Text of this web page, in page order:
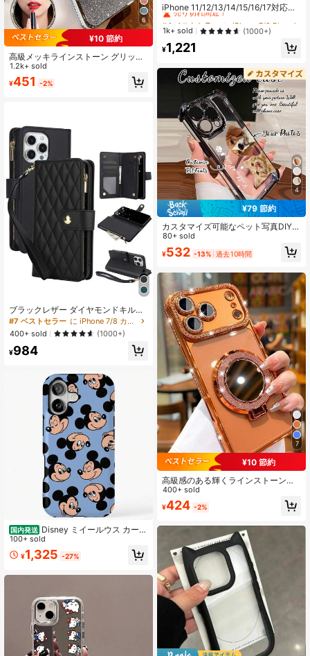
6
¥10 節約
高級メッキラインストーン グリッタ
ー メイクミラー マグネット式スマホ
ケース 17 16E 15 14 13 12 11 X XS M
ax XR Pro Plus & Galaxy/Honor Mag
1.2k+ sold
¥451 -2%
ブラックレザー ダイヤモンドキルテ
ィング カードホルダー PU フェイク
レザー フリップケース iPhone 17 Air
16E 16 15 14 13 12 Mini 11 Pro X XS
Max XR 8 7 Plus SE 5G 2022 2020
対応、ジッパー付きスマホバッグ、
生日プレゼント
#7 ベストセラー
に iPhone 7/8 カードホルダー型携帯電話ケース
400+ sold
(1000+)
¥984
国内発送 Disney ミイールウス カート
ゥーン転倒防止パッケージ欧米アク
リル携帯電話機17/16/15/14/13/11 Pr
o Max Plus携帯ケース
100+ sold
¥1,325 -27%
iPhone 11/12/13/14/15/16/17対応、
カードスロット付きストラップ付き
スマホケース、クロスボディPUレザ
ーウォレットケース、スタンド機能
付き、耐衝撃性、複数のカードスロ
ット搭載
売り切れ間近！
#4 ベストセラー
売り切れ間近！
#4 ベストセラー
売り切れ間近！
#4 ベストセラー
に iPhone 7/8 Plus カードホルダー型携帯電話ケース
売り切れ間近！
1k+ sold (1000+)
¥1,221
4
¥79 節約
カスタマイズ可能なペット写真DIYス
マホケース1個、取り外し可能な背
景、メッキコーナー保護、高精細UV
印刷、耐衝撃。Apple 17Air/16proma
max/13pro/15proに対応、Samsung/
A05/A04/A11/A24/A25/A26/A33/A1
2/A13/A14/A15/A52/A54/A55、S23
Ultra/S24Ultra/A52S/13C/A15に対
応、Honor X6A/X7B/X8B/X6、SAM
に対応、Redmiに対応 - パーソナラ
イズ、日常使用、ギフトに最適、国
際版、国内版ではありません
80+ sold
¥532 -13% 過去10時間
7
¥10 節約
高級感のある輝くラインストーンレ
ンズ保護メッキ耐衝撃ケース、キラ
キラグリッターメイクアップミラー
リングホルダーブラケット付き、高
7 16E 15 14 13 12 11 X XS Max XR P
ro Plus Galaxy S26 A02S -A07 A12
-A17 A22-A26 A32-A36 A50-A56 S
20-S25 Honor Magic Reno Smart対
応
400+ sold
¥424 -2%